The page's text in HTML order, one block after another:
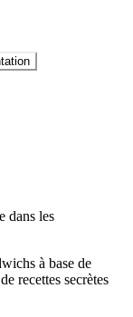
dans les
à base de
recettes secrètes